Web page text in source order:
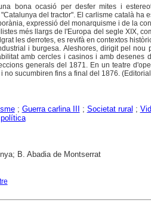
bona ocasió per desfer mites i
del tractor". El carlisme català ha
expressió del monarquisme i de la
més llargs de l'Europa del segle XIX,
les derrotes, es revifà en contextos
i burgesa. Aleshores, dirigit pel nou
amb cercles i casinos i amb desenes
generals del 1871. En un teatre
no sucumbiren fins a final del 1876.
; Guerra carlina III ; Societat rural ;
B. Abadia de Montserrat